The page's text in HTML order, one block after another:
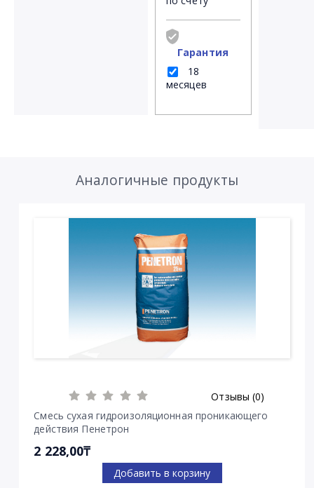
Гарантия
18
месяцев
Аналогичные продукты
Отзывы (0)
Смесь сухая гидроизоляционная проникающего
действия Пенетрон
2 228,00₸
Добавить в корзину